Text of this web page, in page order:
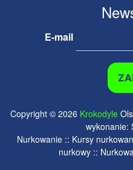
E-mail
Copyright © 2026 Krokodyle
wykonanie:
Nurkowanie :: Kursy
nurkowy ::